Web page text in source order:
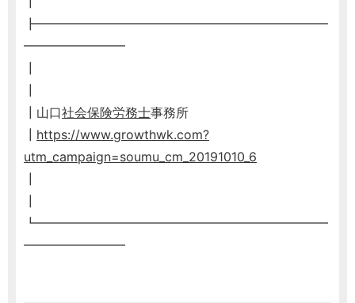
┣━━━━━━━━━━━━━━━━━━━━━━━
━━━━━━━━
┃山口社会保険労務士事務所
https://www.growthwk.com?
utm_campaign=soumu_cm_20191010_6
┗━━━━━━━━━━━━━━━━━━━━━━━
━━━━━━━━